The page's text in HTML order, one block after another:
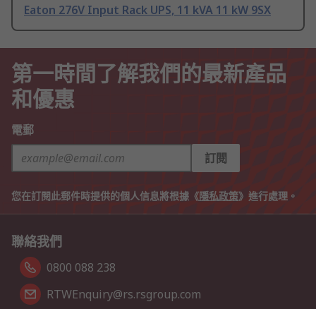
Eaton 276V Input Rack UPS, 11 kVA 11 kW 9SX
第一時間了解我們的最新產品
和優惠
電郵
訂閱
您在訂閱此郵件時提供的個人信息將根據《隱私政策》進行處理。
聯絡我們
0800 088 238
RTWEnquiry@rs.rsgroup.com